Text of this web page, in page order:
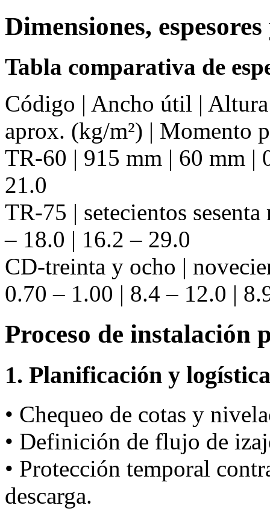
Dimensiones,
Tabla comparativa de
Código | Ancho útil |
aprox. (kg/m²) | Momento
TR-60 | 915 mm | 60 mm |
21.0
TR-75 | setecientos
– 18.0 | 16.2 – 29.0
CD-treinta y ocho |
0.70 – 1.00 | 8.4 – 12.0 |
Proceso de instalación
1. Planificación y
• Chequeo de cotas y
• Definición de flujo de
• Protección temporal
descarga.